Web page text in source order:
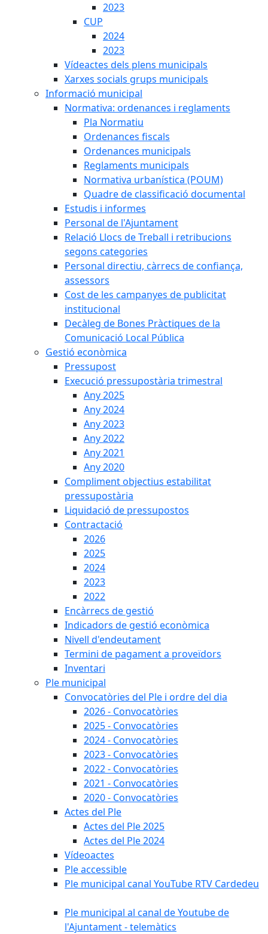
2023
CUP
2024
2023
Vídeactes dels plens municipals
Xarxes socials grups municipals
Informació municipal
Normativa: ordenances i reglaments
Pla Normatiu
Ordenances fiscals
Ordenances municipals
Reglaments municipals
Normativa urbanística (POUM)
Quadre de classificació documental
Estudis i informes
Personal de l'Ajuntament
Relació Llocs de Treball i retribucions
segons categories
Personal directiu, càrrecs de confiança,
assessors
Cost de les campanyes de publicitat
institucional
Decàleg de Bones Pràctiques de la
Comunicació Local Pública
Gestió econòmica
Pressupost
Execució pressupostària trimestral
Any 2025
Any 2024
Any 2023
Any 2022
Any 2021
Any 2020
Compliment objectius estabilitat
pressupostària
Liquidació de pressupostos
Contractació
2026
2025
2024
2023
2022
Encàrrecs de gestió
Indicadors de gestió econòmica
Nivell d'endeutament
Termini de pagament a proveïdors
Inventari
Ple municipal
Convocatòries del Ple i ordre del dia
2026 - Convocatòries
2025 - Convocatòries
2024 - Convocatòries
2023 - Convocatòries
2022 - Convocatòries
2021 - Convocatòries
2020 - Convocatòries
Actes del Ple
Actes del Ple 2025
Actes del Ple 2024
Vídeoactes
Ple accessible
Ple municipal canal YouTube RTV Cardedeu
Ple municipal al canal de Youtube de
l'Ajuntament - telemàtics